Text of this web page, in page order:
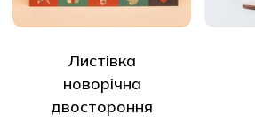
Листівка
новорічна
двостороння